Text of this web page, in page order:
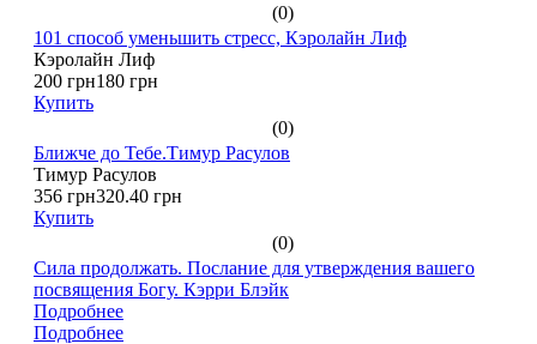
(0)
101 способ уменьшить стресс, Кэролайн Лиф
Кэролайн Лиф
200 грн180 грн
Купить
(0)
Ближче до Тебе.Тимур Расулов
Тимур Расулов
356 грн320.40 грн
Купить
(0)
Сила продолжать. Послание для утверждения вашего
посвящения Богу. Кэрри Блэйк
Подробнее
Подробнее